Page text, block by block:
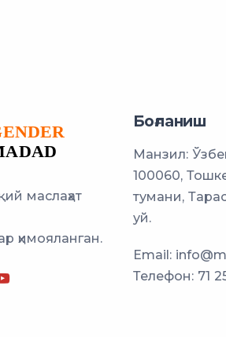
маслаҳат
ҳимояланган.
Боғланиш
Манзил:
100060,
тумани,
уй.
Email:
Телефон: 71